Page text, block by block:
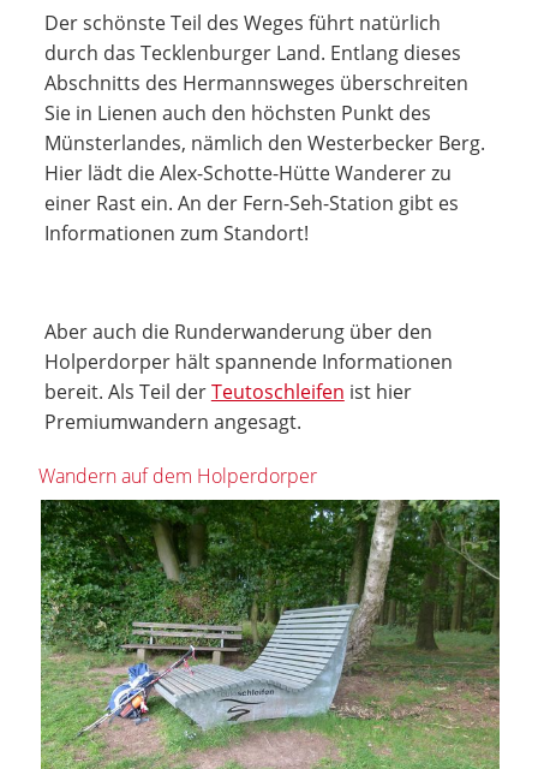
Der schönste Teil des Weges führt natürlich
durch das Tecklenburger Land. Entlang dieses
Abschnitts des Hermannsweges überschreiten
Sie in Lienen auch den höchsten Punkt des
Münsterlandes, nämlich den Westerbecker Berg.
Hier lädt die Alex-Schotte-Hütte Wanderer zu
einer Rast ein. An der Fern-Seh-Station gibt es
Informationen zum Standort!
Aber auch die Runderwanderung über den
Holperdorper hält spannende Informationen
bereit. Als Teil derTeutoschleifen ist hier
Premiumwandern angesagt.
Wandern auf dem Holperdorper